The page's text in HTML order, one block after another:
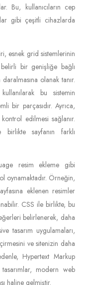
Bu, kullanıcıların cep
gibi çeşitli cihazlarda
esnek grid sistemlerinin
belirli bir genişliğe bağlı
olanak tanır.
bu sistemin
bir parçasıdır. Ayrıca,
edilmesi sağlanır.
sayfanın farklı
resim ekleme gibi
oynamaktadır. Örneğin,
eklenen resimler
CSS ile birlikte, bu
belirlenerek, daha
tasarım uygulamaları,
ve sitenizin daha
Hypertext Markup
modern web
haline gelmiştir.